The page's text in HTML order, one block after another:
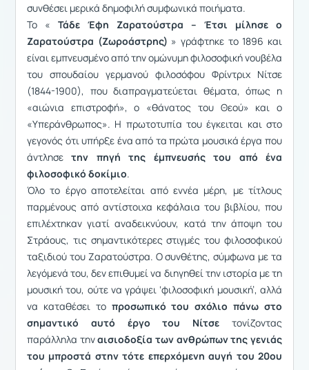
συνθέσει μερικά δημοφιλή συμφωνικά ποιήματα.
To « Τάδε Έφη Ζαρατούστρα – Έτσι μίλησε ο
Ζαρατούστρα (Ζωροάστρης) » γράφτηκε το 1896 και
είναι εμπνευσμένο από την ομώνυμη φιλοσοφική νουβέλα
του σπουδαίου γερμανού φιλοσόφου Φρίντριχ Νίτσε
(1844-1900), που διαπραγματεύεται θέματα, όπως η
«αιώνια επιστροφή», ο «θάνατος του Θεού» και ο
«Υπεράνθρωπος». Η πρωτοτυπία του έγκειται και στο
γεγονός ότι υπήρξε ένα από τα πρώτα μουσικά έργα που
άντλησετην πηγή της έμπνευσής του από ένα
φιλοσοφικό δοκίμιο.
Όλο το έργο αποτελείται από εννέα μέρη, με τίτλους
παρμένους από αντίστοιχα κεφάλαια του βιβλίου, που
επιλέχτηκαν γιατί αναδεικνύουν, κατά την άποψη του
Στράους, τις σημαντικότερες στιγμές του φιλοσοφικού
ταξιδιού του Ζαρατούστρα. Ο συνθέτης, σύμφωνα με τα
λεγόμενά του, δεν επιθυμεί να διηγηθεί την ιστορία με τη
μουσική του, ούτε να γράψει ‘φιλοσοφική μουσική’, αλλά
να καταθέσει το προσωπικό του σχόλιο πάνω στο
σημαντικό αυτό έργο του Νίτσε τονίζοντας
παράλληλα τηναισιοδοξία των ανθρώπων της γενιάς
του μπροστά στην τότε επερχόμενη αυγή του 20ου